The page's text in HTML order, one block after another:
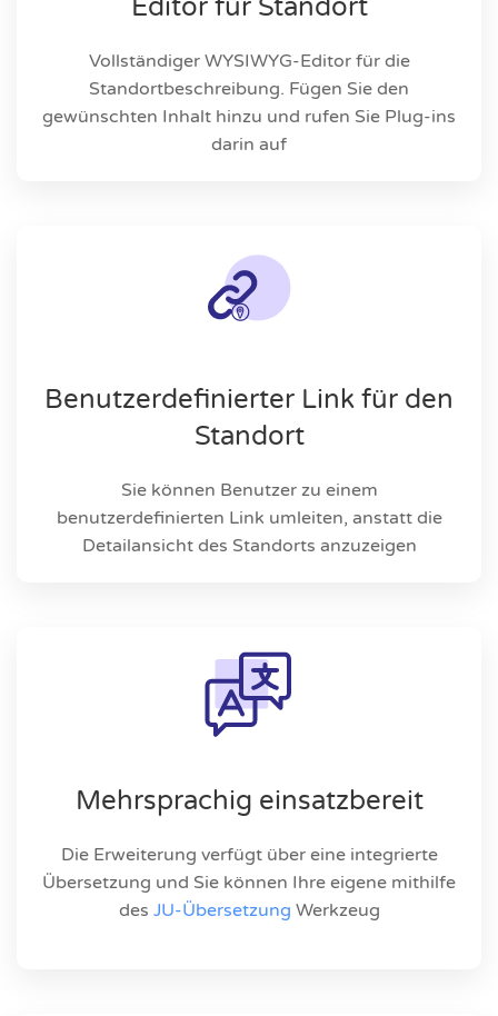
Editor für Standort
Vollständiger WYSIWYG-Editor für die
Standortbeschreibung. Fügen Sie den
gewünschten Inhalt hinzu und rufen Sie Plug-ins
darin auf
Benutzerdefinierter Link für den
Standort
Sie können Benutzer zu einem
benutzerdefinierten Link umleiten, anstatt die
Detailansicht des Standorts anzuzeigen
Mehrsprachig einsatzbereit
Die Erweiterung verfügt über eine integrierte
Übersetzung und Sie können Ihre eigene mithilfe
des JU-Übersetzung Werkzeug